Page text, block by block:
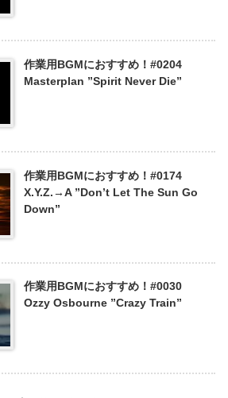
作業用BGMにおすすめ！#0204
Masterplan ”Spirit Never Die”
作業用BGMにおすすめ！#0174
X.Y.Z.→A ”Don’t Let The Sun Go
Down”
作業用BGMにおすすめ！#0030
Ozzy Osbourne ”Crazy Train”